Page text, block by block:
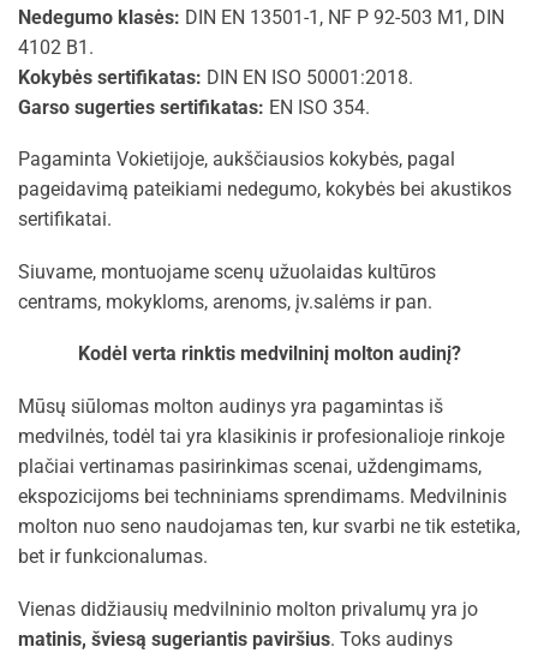
Nedegumo klasės: DIN EN 13501-1, NF P 92-503 M1, DIN
4102 B1.
Kokybės sertifikatas: DIN EN ISO 50001:2018.
Garso sugerties sertifikatas: EN ISO 354.
Pagaminta Vokietijoje, aukščiausios kokybės, pagal
pageidavimą pateikiami nedegumo, kokybės bei akustikos
sertifikatai.
Siuvame, montuojame scenų užuolaidas kultūros
centrams, mokykloms, arenoms, įv.salėms ir pan.
Kodėl verta rinktis medvilninį molton audinį?
Mūsų siūlomas molton audinys yra pagamintas iš
medvilnės, todėl tai yra klasikinis ir profesionalioje rinkoje
plačiai vertinamas pasirinkimas scenai, uždengimams,
ekspozicijoms bei techniniams sprendimams. Medvilninis
molton nuo seno naudojamas ten, kur svarbi ne tik estetika,
bet ir funkcionalumas.
Vienas didžiausių medvilninio molton privalumų yra jo
matinis, šviesą sugeriantis paviršius. Toks audinys